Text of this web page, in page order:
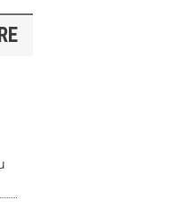
Ressource électronique ]